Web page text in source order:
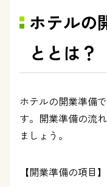
ホテルの
ととは？
ホテルの開業準備
す。開業準備の流
ましょう。
【開業準備の項目】